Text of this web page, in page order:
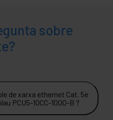
sobre
de xarxa ethernet Cat. 5e
PCU5-10CC-1000-B ?